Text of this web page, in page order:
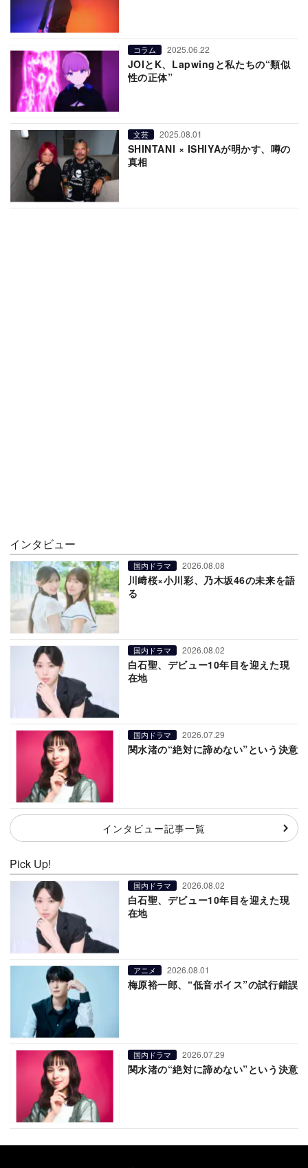
コラム 2025.06.22
JOIとK、Lapwingと私たちの“類似
性の正体”
文芸 2025.08.01
SHINTANI × ISHIYAが明かす、噂の
真相
インタビュー
国内ドラマ 2026.08.08
川﨑桜×小川彩、乃木坂46の未来を語
る
国内ドラマ 2026.08.02
白石聖、デビュー10年目を迎えた現
在地
国内ドラマ 2026.07.29
関水渚の“絶対に諦めない”という決意
インタビュー記事一覧
Pick Up!
国内ドラマ 2026.08.02
白石聖、デビュー10年目を迎えた現
在地
アニメ 2026.08.01
梅原裕一郎、“低音ボイス”の試行錯誤
国内ドラマ 2026.07.29
関水渚の“絶対に諦めない”という決意